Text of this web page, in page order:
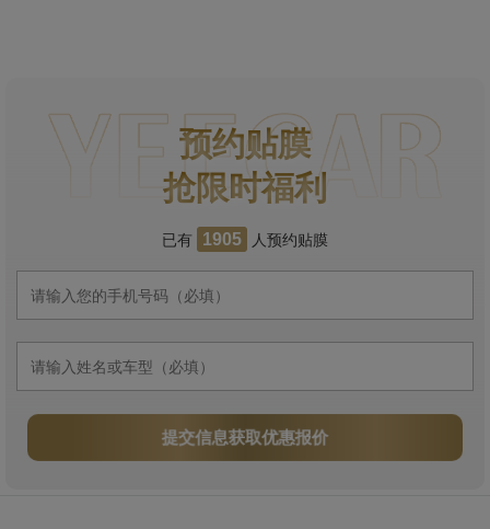
预约贴膜
抢限时福利
已有 1905 人预约贴膜
提交信息获取优惠报价